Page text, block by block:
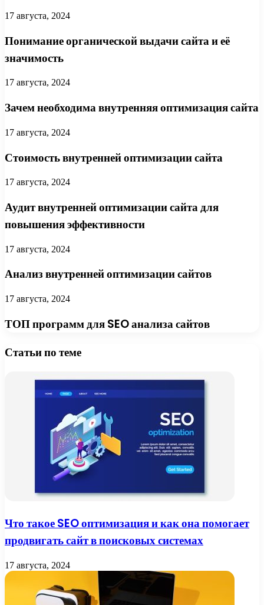
17 августа, 2024
Понимание органической выдачи сайта и её
значимость
17 августа, 2024
Зачем необходима внутренняя оптимизация сайта
17 августа, 2024
Стоимость внутренней оптимизации сайта
17 августа, 2024
Аудит внутренней оптимизации сайта для
повышения эффективности
17 августа, 2024
Анализ внутренней оптимизации сайтов
17 августа, 2024
ТОП программ для SEO анализа сайтов
Статьи по теме
Что такое SEO оптимизация и как она помогает
продвигать сайт в поисковых системах
17 августа, 2024